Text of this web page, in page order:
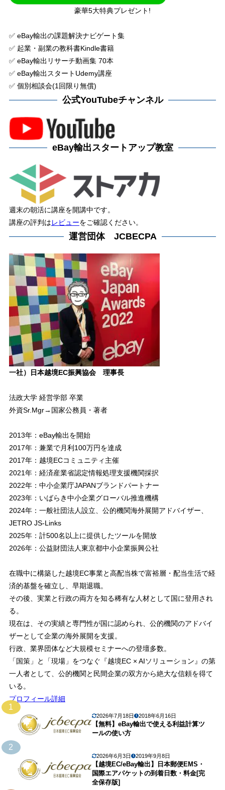
豪華5大特典プレゼント!
✅ eBay輸出の課題解決ナビゲート集
✅ 起業・副業の教科書Kindle書籍
✅ eBay輸出リサーチ動画集 70本
✅ eBay輸出スタートUdemy講座
✅ 個別相談会(1回限り無償)
公式YouTubeチャンネル
eBay輸出スタートアップ教室
週末の朝活に講座を開講中です。
講座の評判はレビューをご確認ください。
運営団体 JCBECPA
一社）日本越境EC振興協会 理事長
法政大学 経営学部 卒業
外資Sr.Mgr→国家公務員・著者
2013年：eBay輸出を開始
2017年：兼業で月利100万円を達成
2017年：越境ECコミュニティ主催
2021年：経済産業省認定情報処理支援機関採択
2022年：中小企業庁JAPANブランドパートナー
2023年：いばらき中小企業グローバル推進機構
2024年：一般社団法人設立、公的機関海外展開アドバイザー、
JETRO JS-Links
2025年：計500名以上に提供したツールを開放
2026年：公益財団法人東京都中小企業振興公社
在職中に構築した越境EC事業と高配当株で富裕層・配当生活で経
済的基盤を確立し、早期退職。
その後、実業と行政の両方を知る稀有な人材として国に登用され
る。
現在は、その実績と専門性が国に認められ、公的機関のアドバイ
ザーとして企業の海外展開を支援。
行政、業界団体など大規模セミナーへの登壇多数。
「国策」と「現場」をつなぐ『越境EC × AIソリューション』の第
一人者として、公的機関と民間企業の双方から絶大な信頼を得て
いる。
プロフィール詳細
1
2026年7月18日 2018年6月16日
【無料】eBay輸出で使える利益計算ツ
ールの使い方
2
2026年6月3日 2019年9月8日
【越境EC/eBay輸出】日本郵便EMS・
国際エアパケットの到着日数・料金[完
全保存版]